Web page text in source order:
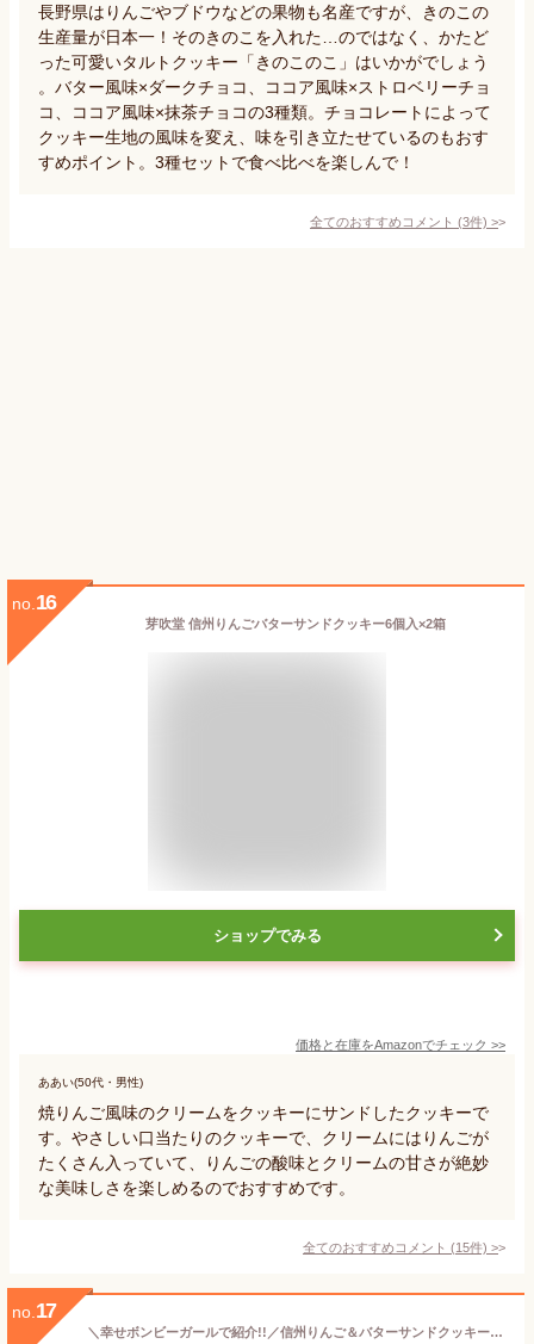
長野県はりんごやブドウなどの果物も名産ですが、きのこの
生産量が日本一！そのきのこを入れた…のではなく、かたど
った可愛いタルトクッキー「きのこのこ」はいかがでしょう
。バター風味×ダークチョコ、ココア風味×ストロベリーチョ
コ、ココア風味×抹茶チョコの3種類。チョコレートによって
クッキー生地の風味を変え、味を引き立たせているのもおす
すめポイント。3種セットで食べ比べを楽しんで！
全てのおすすめコメント (3件) >
no. 16
芽吹堂 信州りんごバターサンドクッキー6個入×2箱
ショップでみる
価格と在庫をAmazonでチェック >>
ああい(50代・男性)
焼りんご風味のクリームをクッキーにサンドしたクッキーで
す。やさしい口当たりのクッキーで、クリームにはりんごが
たくさん入っていて、りんごの酸味とクリームの甘さが絶妙
な美味しさを楽しめるのでおすすめです。
全てのおすすめコメント (15件) >
no. 17
＼幸せボンビーガールで紹介!!／信州りんご＆バターサンドクッキー 6個入×3箱セット 長野 お土産 長野みやげ ギフト お取り寄せ サンドクッキー クッキー 焼き菓子 バター スイーツ お菓子 おみやげ プレゼント 手土産 贈り物 信州芽吹堂 ドライりんご